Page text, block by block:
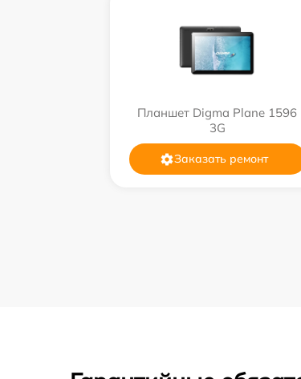
Планшет Digma Plane 1596
3G
Заказать ремонт